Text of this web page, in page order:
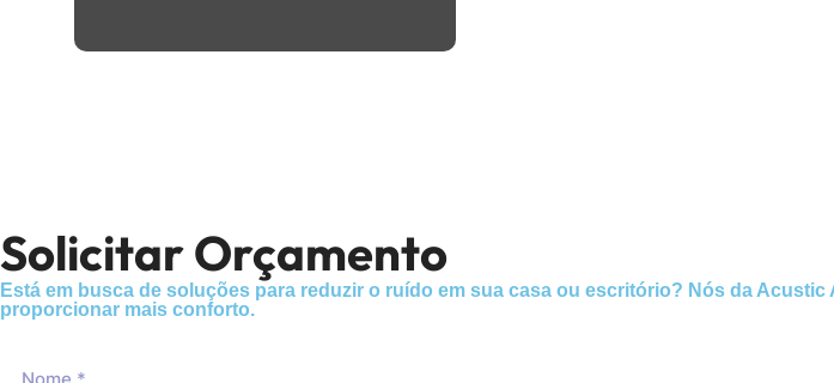
Solicitar Orçamento
Está em busca de soluções para reduzir o ruído em sua casa ou escritório? Nós da
proporcionar mais conforto.